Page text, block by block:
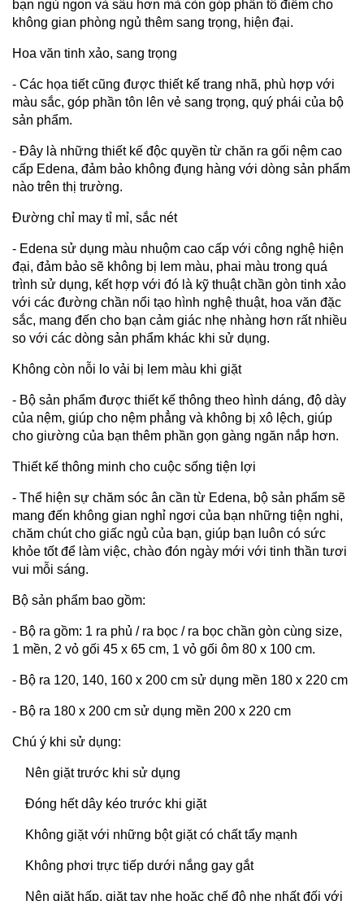
bạn ngủ ngon và sâu hơn mà còn góp phần tô điểm cho
không gian phòng ngủ thêm sang trọng, hiện đại.​
Hoa văn tinh xảo, sang trọng
- Các họa tiết cũng được thiết kế trang nhã, phù hợp với
màu sắc, góp phần tôn lên vẻ sang trọng, quý phái của bộ
sản phẩm.
- Đây là những thiết kế độc quyền từ chăn ra gối nệm cao
cấp Edena, đảm bảo không đụng hàng với dòng sản phẩm
nào trên thị trường.
Đường chỉ may tỉ mỉ, sắc nét
- Edena sử dụng màu nhuộm cao cấp với công nghệ hiện
đại, đảm bảo sẽ không bị lem màu, phai màu trong quá
trình sử dụng, kết hợp với đó là kỹ thuật chần gòn tinh xảo
với các đường chần nổi tạo hình nghệ thuật, hoa văn đặc
sắc, mang đến cho bạn cảm giác nhẹ nhàng hơn rất nhiều
so với các dòng sản phẩm khác khi sử dụng.
Không còn nỗi lo vải bị lem màu khi giặt
- Bộ sản phẩm được thiết kế thông theo hình dáng, độ dày
của nệm, giúp cho nệm phẳng và không bị xô lệch, giúp
cho giường của bạn thêm phần gọn gàng ngăn nắp hơn.
Thiết kế thông minh cho cuộc sống tiện lợi
- Thể hiện sự chăm sóc ân cần từ Edena, bộ sản phẩm sẽ
mang đến không gian nghỉ ngơi của bạn những tiện nghi,
chăm chút cho giấc ngủ của bạn, giúp bạn luôn có sức
khỏe tốt để làm việc, chào đón ngày mới với tinh thần tươi
vui mỗi sáng.
Bộ sản phẩm bao gồm:
- Bộ ra gồm: 1 ra phủ / ra bọc / ra bọc chần gòn cùng size,
1 mền, 2 vỏ gối 45 x 65 cm, 1 vỏ gối ôm 80 x 100 cm.
- Bộ ra 120, 140, 160 x 200 cm sử dụng mền 180 x 220 cm
- Bộ ra 180 x 200 cm sử dụng mền 200 x 220 cm
Chú ý khi sử dụng:
Nên giặt trước khi sử dụng
Đóng hết dây kéo trước khi giặt
Không giặt với những bột giặt có chất tẩy mạnh
Không phơi trực tiếp dưới nắng gay gắt
Nên giặt hấp, giặt tay nhẹ hoặc chế độ nhẹ nhất đối với